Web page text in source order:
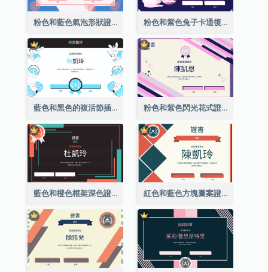
粉色和藍色氣泡形狀證書 粉色和紫色兔子卡通復活節證書
藍色和黑色的複活節插圖證書 粉色和紫色閃光花式證書
藍色和橙色框架深色證書 紅色和藍色方塊圖案證書